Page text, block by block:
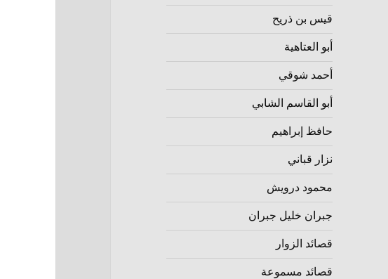
قيس بن ذريح
أبو العتاهية
أحمد شوقي
أبو القاسم الشابي
حافظ إبراهيم
نزار قباني
محمود درويش
جبران خليل جبران
قصائد الزوار
قصائد مسموعة